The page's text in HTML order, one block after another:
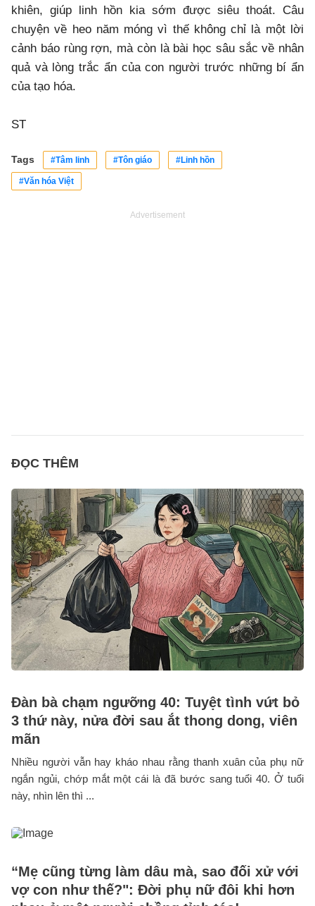
khiên, giúp linh hồn kia sớm được siêu thoát. Câu
chuyện về heo năm móng vì thế không chỉ là một lời
cảnh báo rùng rợn, mà còn là bài học sâu sắc về nhân
quả và lòng trắc ẩn của con người trước những bí ẩn
của tạo hóa.
ST
Tags #Tâm linh #Tôn giáo #Linh hồn
#Văn hóa Việt
Advertisement
ĐỌC THÊM
Đàn bà chạm ngưỡng 40: Tuyệt tình vứt bỏ
3 thứ này, nửa đời sau ắt thong dong, viên
mãn
Nhiều người vẫn hay kháo nhau rằng thanh xuân của phụ nữ
ngắn ngủi, chớp mắt một cái là đã bước sang tuổi 40. Ở tuổi
này, nhìn lên thì ...
“Mẹ cũng từng làm dâu mà, sao đối xử với
vợ con như thế?": Đời phụ nữ đôi khi hơn